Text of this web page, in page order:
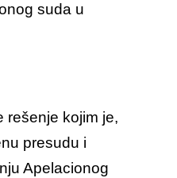
suda u
rešenje kojim je,
presudu i
Apelacionog